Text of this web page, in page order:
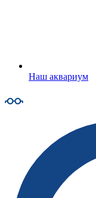
Наш аквариум